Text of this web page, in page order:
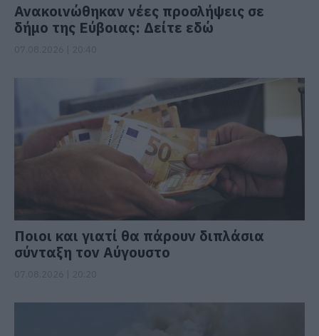
Ανακοινώθηκαν νέες προσλήψεις σε
δήμο της Εύβοιας: Δείτε εδώ
Ποιοι και γιατί θα πάρουν διπλάσια
σύνταξη τον Αύγουστο